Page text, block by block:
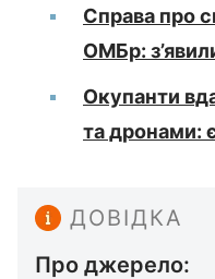
Справа про
ОМБр:
Окупанти
та дронами:
ДОВІДКА
Про джерело: